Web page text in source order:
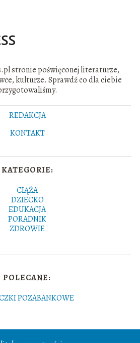
stronie poświęconej literaturze,
kulturze. Sprawdź co dla ciebie
REDAKCJA
KONTAKT
KATEGORIE:
CIĄŻA
DZIECKO
EDUKACJA
PORADNIK
ZDROWIE
POLECANE:
POZABANKOWE